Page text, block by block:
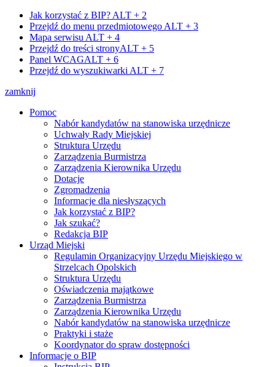
Jak korzystać z BIP? ALT + 2
Przejdź do menu przedmiotowego ALT + 3
Mapa serwisu ALT + 4
Przejdź do treści stronyALT + 5
Panel WCAGALT + 6
Przejdź do wyszukiwarki ALT + 7
zamknij
Pomoc
Nabór kandydatów na stanowiska urzędnicze
Uchwały Rady Miejskiej
Struktura Urzędu
Zarządzenia Burmistrza
Zarządzenia Kierownika Urzędu
Dotacje
Zgromadzenia
Informacje dla niesłyszących
Jak korzystać z BIP?
Jak szukać?
Redakcja BIP
Urząd Miejski
Regulamin Organizacyjny Urzędu Miejskiego w
Strzelcach Opolskich
Struktura Urzędu
Oświadczenia majątkowe
Zarządzenia Burmistrza
Zarządzenia Kierownika Urzędu
Nabór kandydatów na stanowiska urzędnicze
Praktyki i staże
Koordynator do spraw dostępności
Informacje o BIP